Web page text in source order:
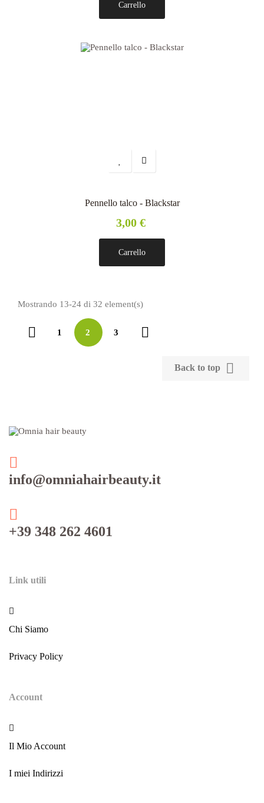
Carrello
Pennello talco - Blackstar
3,00 €
Carrello
Mostrando 13-24 di 32 element(s)
 1 2 3 
Back to top 
info@omniahairbeauty.it
+39 348 262 4601
Link utili
Chi Siamo
Privacy Policy
Account
Il Mio Account
I miei Indirizzi